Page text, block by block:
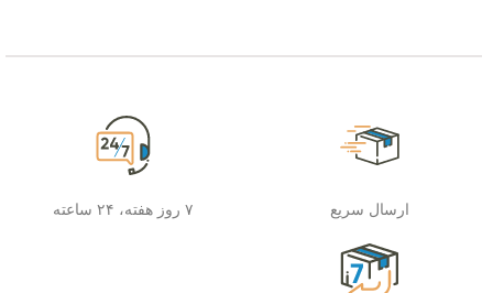
ارسال سریع ۷ روز هفته، ۲۴ ساعته